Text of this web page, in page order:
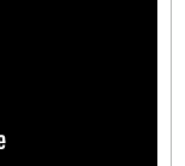
Avantajlar